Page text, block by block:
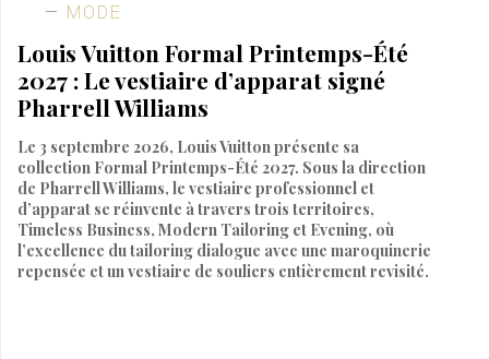
MODE
Louis Vuitton Formal Printemps-Été
2027 : Le vestiaire d’apparat signé
Pharrell Williams
Le 3 septembre 2026, Louis Vuitton présente sa
collection Formal Printemps-Été 2027. Sous la direction
de Pharrell Williams, le vestiaire professionnel et
d’apparat se réinvente à travers trois territoires,
Timeless Business, Modern Tailoring et Evening, où
l’excellence du tailoring dialogue avec une maroquinerie
repensée et un vestiaire de souliers entièrement revisité.